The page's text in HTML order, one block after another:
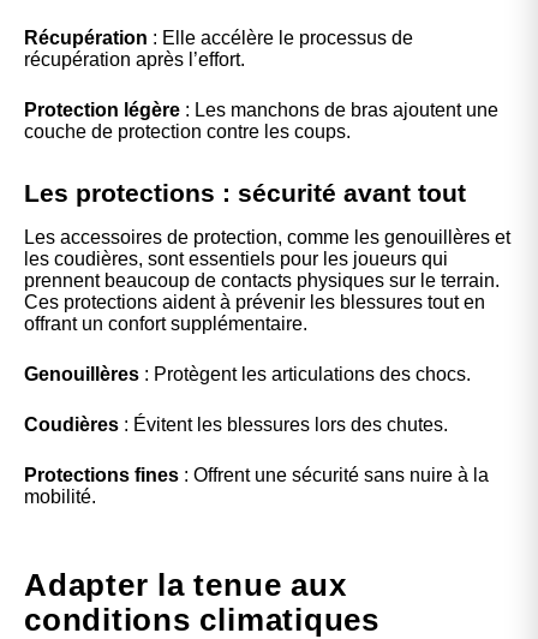
Récupération : Elle accélère le processus de
récupération après l’effort.
Protection légère : Les manchons de bras ajoutent une
couche de protection contre les coups.
Les protections : sécurité avant tout
Les accessoires de protection, comme les genouillères et
les coudières, sont essentiels pour les joueurs qui
prennent beaucoup de contacts physiques sur le terrain.
Ces protections aident à prévenir les blessures tout en
offrant un confort supplémentaire.
Genouillères : Protègent les articulations des chocs.
Coudières : Évitent les blessures lors des chutes.
Protections fines : Offrent une sécurité sans nuire à la
mobilité.
Adapter la tenue aux
conditions climatiques